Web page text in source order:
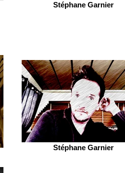
Stéphane Garnier
Stéphane Garnier